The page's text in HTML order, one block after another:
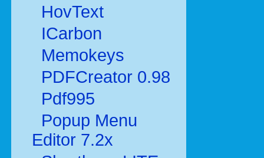
HovText
ICarbon
Memokeys
PDFCreator 0.98
Pdf995
Popup Menu
Editor 7.2x